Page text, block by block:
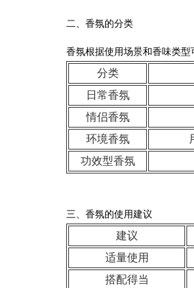
二、香氛的分类
香氛根据使用场景和香味类型
分类
日常香氛
情侣香氛
环境香氛
功效型香氛
三、香氛的使用建议
建议
适量使用
搭配得当